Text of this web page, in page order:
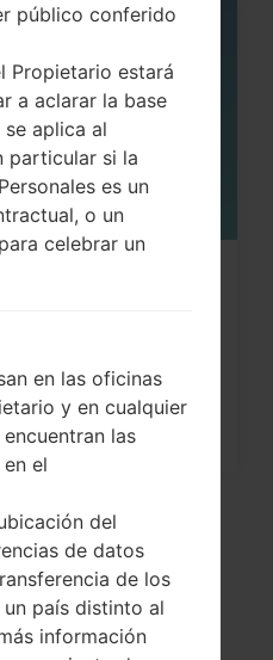
datos de fábrica
público conferido
Propietario estará
a aclarar la base
aplica al
particular si la
es un
o un
celebrar un
en las oficinas
y en cualquier
las
el
del
de datos
de los
país distinto al
información